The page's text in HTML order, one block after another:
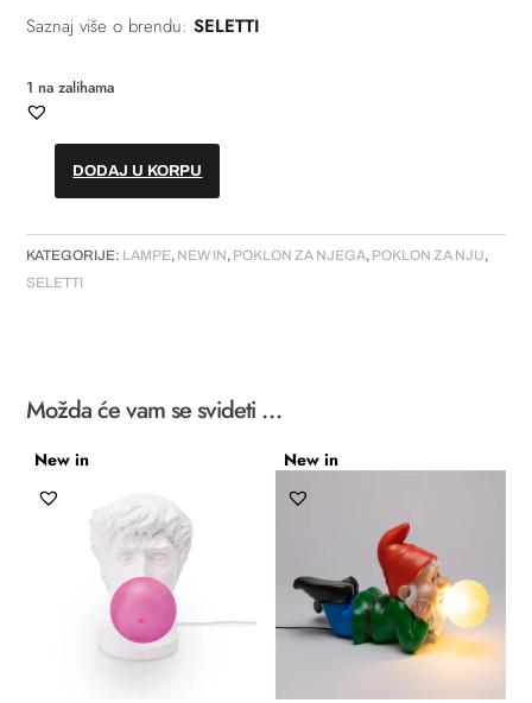
Saznaj više o brendu:SELETTI
1 na zalihama
Lampa
"Monkey
standing"
količina
DODAJ U KORPU
KATEGORIJE: LAMPE, NEW IN, POKLON ZA NJEGA, POKLON ZA NJU,
SELETTI
Možda će vam se svideti …
New in New in